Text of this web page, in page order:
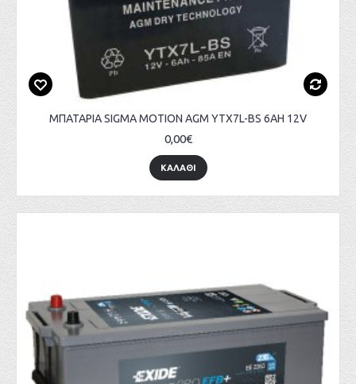
ΜΠΑΤΑΡΙΑ SIGMA MOTION AGM YTX7L-BS 6AH 12V
0,00€
ΚΑΛΑΘΙ